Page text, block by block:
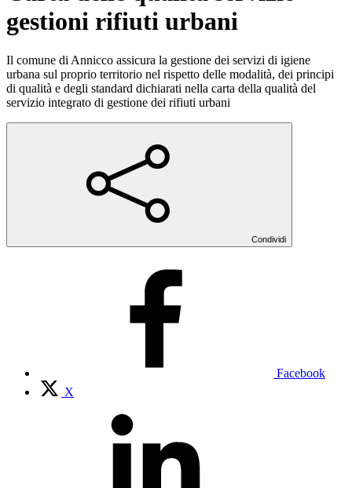
gestioni rifiuti urbani
Il comune di Annicco assicura la gestione dei servizi di igiene
urbana sul proprio territorio nel rispetto delle modalità, dei principi
di qualità e degli standard dichiarati nella carta della qualità del
servizio integrato di gestione dei rifiuti urbani
Condividi
Facebook
X